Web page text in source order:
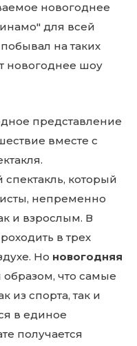
новогоднее
для всей
на таких
новогоднее шоу
представление
вместе с
который
непременно
и взрослым. В
в трех
Но новогодняя
образом, что самые
из спорта, так и
в единое
получается